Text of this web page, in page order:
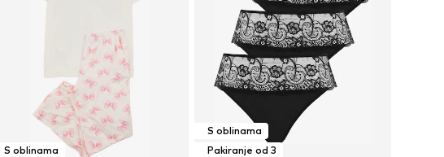
S oblinama
S oblinama
Pakiranje od 3